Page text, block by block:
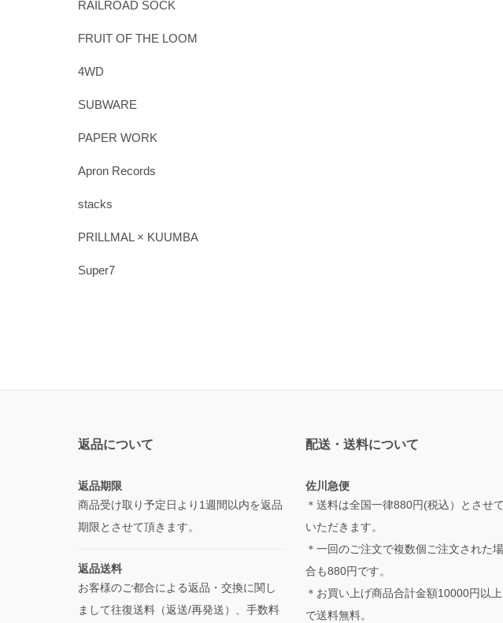
RAILROAD SOCK
FRUIT OF THE LOOM
4WD
SUBWARE
PAPER WORK
Apron Records
stacks
PRILLMAL × KUUMBA
Super7
返品について
返品期限
商品受け取り予定日より1週間以内を返品
期限とさせて頂きます。
返品送料
お客様のご都合による返品・交換に関し
まして往復送料（返送/再発送）、手数料
配送・送料について
佐川急便
＊送料は全国一律880円(税込）とさせて
いただきます。
＊一回のご注文で複数個ご注文された場
合も880円です。
＊お買い上げ商品合計金額10000円以上
で送料無料。